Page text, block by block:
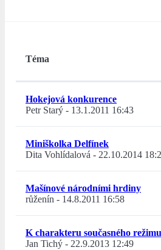
Téma
Hokejová konkurence
Petr Starý - 13.1.2011 16:43
Miniškolka Delfínek
Dita Vohlídalová - 22.10.2014
Mašínové národními hrdiny
růženín - 14.8.2011 16:58
K charakteru současného režimu
Jan Tichý - 22.9.2013 12:49